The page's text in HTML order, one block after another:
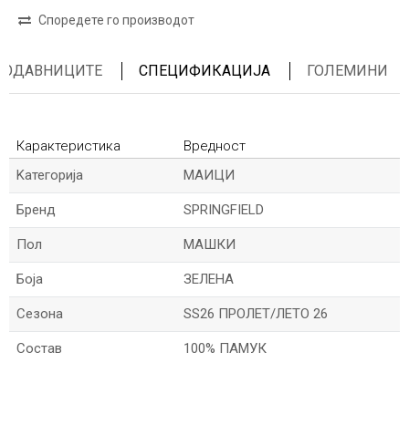
Споредете го производот
СПЕЦИФИКАЦИЈА ГОЛЕМИНИ
Карактеристика
Вредност
Kатегорија
МАИЦИ
Бренд SPRINGFIELD
Пол МАШКИ
Боја ЗЕЛЕНА
Сезона SS26 ПРОЛЕТ/ЛЕТО 26
Состав 100% ПАМУК